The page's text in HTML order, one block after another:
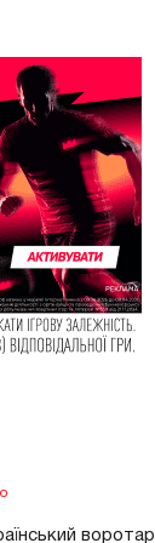
воротар